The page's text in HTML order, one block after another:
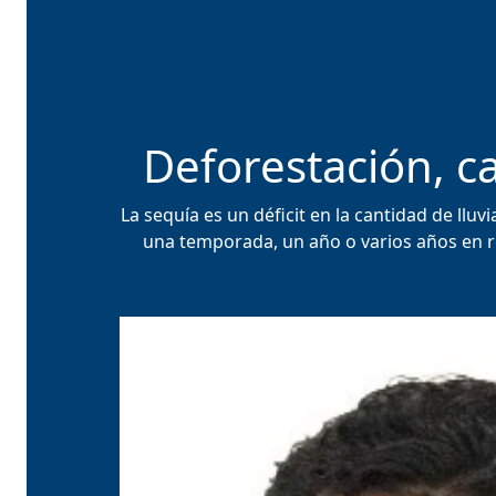
Deforestación,
La sequía es un déficit en la cantidad de
una temporada, un año o varios años en